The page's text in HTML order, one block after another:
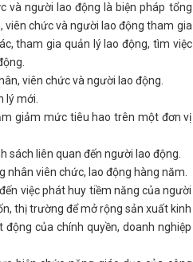
và người lao động là biện pháp tổng
viên chức và người lao động tham gia
tham gia quản lý lao động, tìm việc
viên chức và người lao động.
lý mới.
giảm mức tiêu hao trên một đơn vị
sách liên quan đến người lao động.
nhân viên chức, lao động hàng năm.
việc phát huy tiềm năng của người
thị trường để mở rộng sản xuất kinh
của chính quyền, doanh nghiệp